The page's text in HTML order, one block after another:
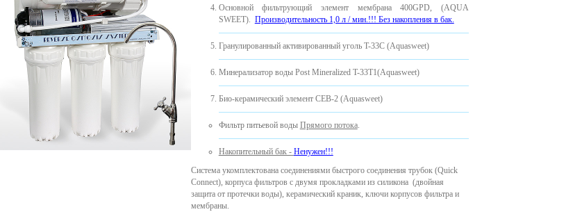
Основной фильтрующий элемент мембрана 400GPD, (AQUA
SWEET). Производительность 1,0 л / мин.!!! Без накопления в бак.
Гранулированный активированный уголь T-33C (Aquasweet)
Минерализатор воды Post Mineralized T-33T1(Aquasweet)
Био-керамический элемент CEB-2 (Aquasweet)
Фильтр питьевой воды Прямого потока.
Накопительный бак - Ненужен!!!
Система укомплектована соединениями быстрого соединения трубок (Quick
Connect), корпуса фильтров с двумя прокладками из силикона ​​(двойная
защита от протечки воды), керамический краник, ключи корпусов фильтра и
мембраны.